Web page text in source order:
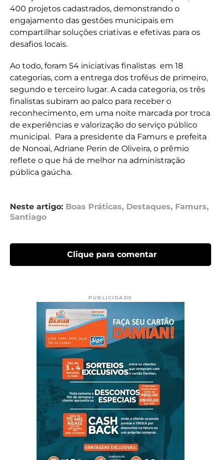
400 projetos cadastrados, demonstrando o
engajamento das gestões municipais em
compartilhar soluções criativas e efetivas para os
desafios locais.
Ao todo, foram 54 iniciativas finalistas em 18
categorias, com a entrega dos troféus de primeiro,
segundo e terceiro lugar. A cada categoria, os três
finalistas subiram ao palco para receber o
reconhecimento, em uma noite marcada por troca
de experiências e valorização do serviço público
municipal. Para a presidente da Famurs e prefeita
de Nonoai, Adriane Perin de Oliveira, o prêmio
reflete o que há de melhor na administração
pública gaúcha.
Neste artigo: Boas Práticas, Destaques, Famurs,
Santiago
Clique para comentar
PUBLICIDADE